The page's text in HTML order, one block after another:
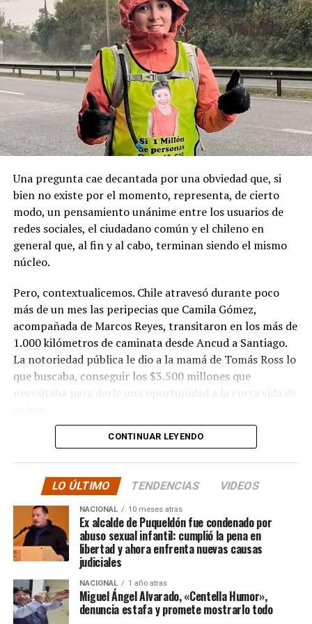
locales, principalmente de derecha.
Pese a la gravedad a la gravedad de los hechos, no se
registraron declaraciones públicas de su partido ni
sanciones políticas posteriores.
geopolítica que es tan importante”.
Recordemos que el 21 de Septiembre de 1883 se produjo
la Toma de Posesión del Estrecho de Magallanes, donde
el capitán Juan Guillermos y 23 tripulantes a bordo de la
Goleta de Guerra Ancud de la Armada tomaron posesión
de estas tierras patagónicas donde izaron la bandera
nacional declarando este territorio como parte de Chile.
Una pregunta cae decantada por una obviedad que, si
bien no existe por el momento, representa, de cierto
modo, un pensamiento unánime entre los usuarios de
redes sociales, el ciudadano común y el chileno en
general que, al fin y al cabo, terminan siendo el mismo
núcleo.
Pero, contextualicemos. Chile atravesó durante poco
más de un mes las peripecias que Camila Gómez,
acompañada de Marcos Reyes, transitaron en los más de
1.000 kilómetros de caminata desde Ancud a Santiago.
La notoriedad pública le dio a la mamá de Tomás Ross lo
que buscaba, conseguir los $3.500 millones que
necesitaba para darle una oportunidad a la corta vida de
La solidaridad y empatía de los chilenos en cada paso
sino que se superó con creces. De hecho, el último
cómputo dado a conocer reveló la suma total de
$3.689.545.200.
Según Camila Gómez, el excedente de casi $200
millones sería destinadopara los costos médicos
asociados al suministro del Elevidys «porque los 3.500
millonessolo incluye el frasco del fármaco y no los
otros gastos relacionados con los tres meses del
CONTINUAR LEYENDO
LO ÚLTIMO TENDENCIAS VIDEOS
NACIONAL 10 meses atras
Ex alcalde de Puqueldón fue condenado por
abuso sexual infantil: cumplió la pena en
libertad y ahora enfrenta nuevas causas
judiciales
NACIONAL 1 año atras
Miguel Ángel Alvarado, «Centella Humor»,
denuncia estafa y promete mostrarlo todo